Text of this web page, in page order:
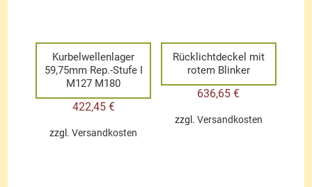
Kurbelwellenlager
59,75mm Rep.-Stufe I
M127 M180
422,45 €
zzgl.Versandkosten
Rücklichtdeckel mit
rotem Blinker
636,65€
zzgl. Versandkosten